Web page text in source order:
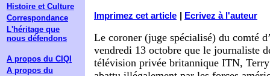
Histoire et Culture
Correspondance
L'héritage que
nous défendons
A propos du CIQI
A propos du
Imprimez cet article Ecrivez à l'auteur
Le coroner (juge spécialisé) du comté
vendredi 13 octobre que le journaliste
télévision privée britannique ITN,